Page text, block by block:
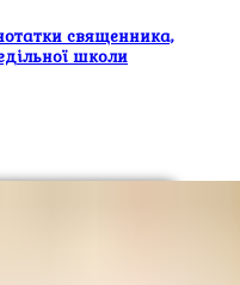
священника,
школи